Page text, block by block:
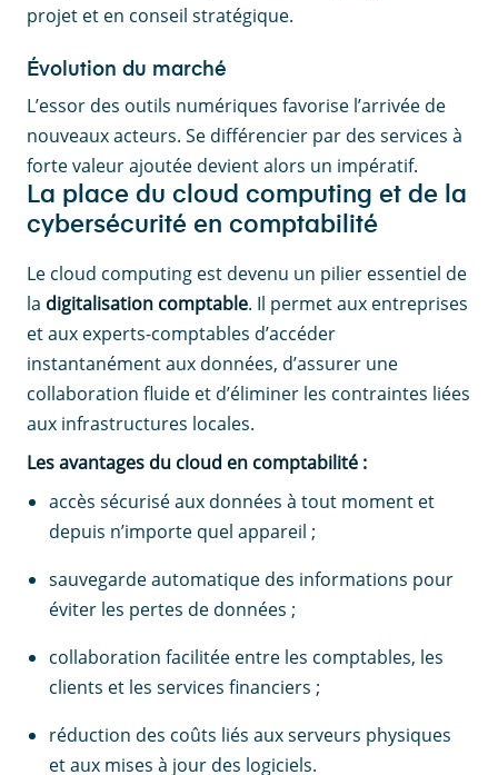
projet et en conseil stratégique.
Évolution du marché
L’essor des outils numériques favorise l’arrivée de
nouveaux acteurs. Se différencier par des services à
forte valeur ajoutée devient alors un impératif.
La place du cloud computing et de la
cybersécurité en comptabilité
Le cloud computing est devenu un pilier essentiel de
la digitalisation comptable. Il permet aux entreprises
et aux experts-comptables d’accéder
instantanément aux données, d’assurer une
collaboration fluide et d’éliminer les contraintes liées
aux infrastructures locales.
Les avantages du cloud en comptabilité :
accès sécurisé aux données à tout moment et
depuis n’importe quel appareil ;
sauvegarde automatique des informations pour
éviter les pertes de données ;
collaboration facilitée entre les comptables, les
clients et les services financiers ;
réduction des coûts liés aux serveurs physiques
et aux mises à jour des logiciels.